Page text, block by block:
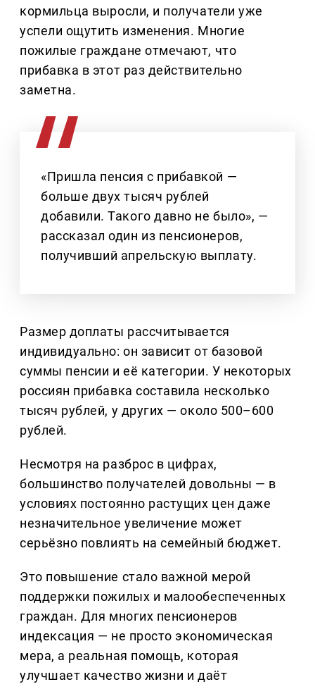
кормильца выросли, и получатели уже
успели ощутить изменения. Многие
пожилые граждане отмечают, что
прибавка в этот раз действительно
заметна.
«Пришла пенсия с прибавкой —
больше двух тысяч рублей
добавили. Такого давно не было», —
рассказал один из пенсионеров,
получивший апрельскую выплату.
Размер доплаты рассчитывается
индивидуально: он зависит от базовой
суммы пенсии и её категории. У некоторых
россиян прибавка составила несколько
тысяч рублей, у других — около 500–600
рублей.
Несмотря на разброс в цифрах,
большинство получателей довольны — в
условиях постоянно растущих цен даже
незначительное увеличение может
серьёзно повлиять на семейный бюджет.
Это повышение стало важной мерой
поддержки пожилых и малообеспеченных
граждан. Для многих пенсионеров
индексация — не просто экономическая
мера, а реальная помощь, которая
улучшает качество жизни и даёт